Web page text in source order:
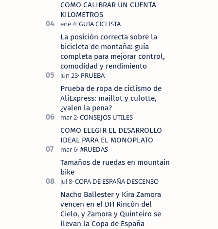
COMO CALIBRAR UN CUENTA
KILOMETROS
La posición correcta sobre la
bicicleta de montaña: guía
completa para mejorar control,
comodidad y rendimiento
Prueba de ropa de ciclismo de
AliExpress: maillot y culotte,
¿valen la pena?
COMO ELEGIR EL DESARROLLO
IDEAL PARA EL MONOPLATO
Tamaños de ruedas en mountain
bike
Nacho Ballester y Kira Zamora
vencen en el DH Rincón del
Cielo, y Zamora y Quinteiro se
llevan la Copa de España